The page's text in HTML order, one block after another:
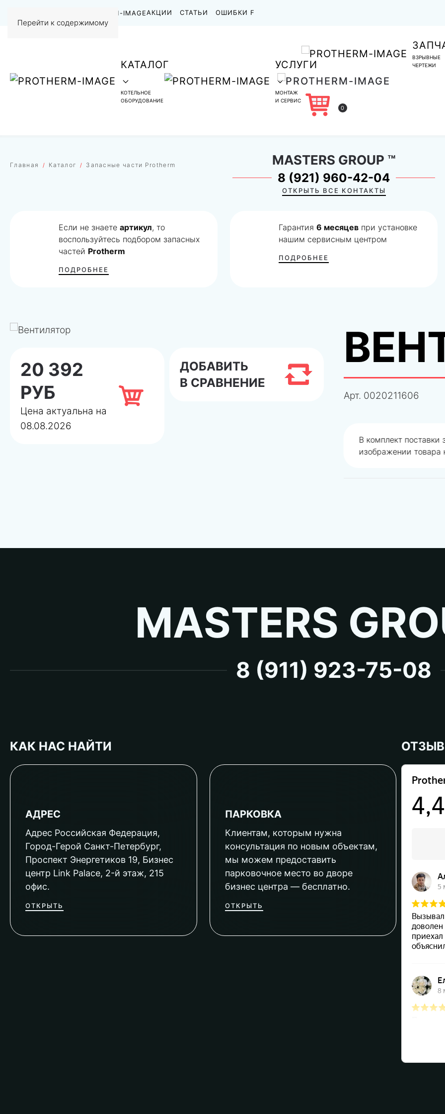
Перейти к содержимому
АКЦИИ СТАТЬИ ОШИБКИ F
КАТАЛОГ
КОТЕЛЬНОЕ
ОБОРУДОВАНИЕ
УСЛУГИ
МОНТАЖ
И СЕРВИС
ВЗРЫВНЫЕ
ЧЕРТЕЖИ
0
Главная Каталог Запасные части Protherm MASTERS GROUP ™
8 (921) 960-42-04
ОТКРЫТЬ ВСЕ КОНТАКТЫ
Если не знаетеартикул, то
воспользуйтесь подбором запасных
частей Protherm
ПОДРОБНЕЕ
Гарантия6 месяцев при установке
нашим сервисным центром
ПОДРОБНЕЕ
20 392
РУБ
Цена актуальна на
08.08.2026
ДОБАВИТЬ
В СРАВНЕНИЕ
Арт. 0020211606
В комплект поставки
изображении товара
MASTERS
8 (911) 923-75-08
КАК НАС НАЙТИ
АДРЕС
Адрес Российская Федерация,
Город-Герой Санкт-Петербург,
Проспект Энергетиков 19, Бизнес
центр Link Palace, 2-й этаж, 215
офис.
ОТКРЫТЬ
ПАРКОВКА
Клиентам, которым нужна
консультация по новым объектам,
мы можем предоставить
парковочное место во дворе
бизнес центра — бесплатно.
ОТКРЫТЬ